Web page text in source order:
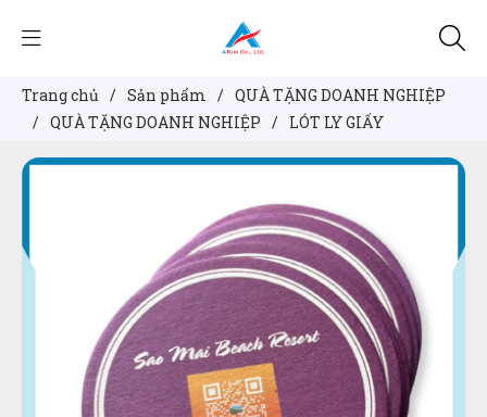
Trang chủ / Sản phẩm / QUÀ TẶNG DOANH NGHIỆP
/ QUÀ TẶNG DOANH NGHIỆP / LÓT LY GIẤY